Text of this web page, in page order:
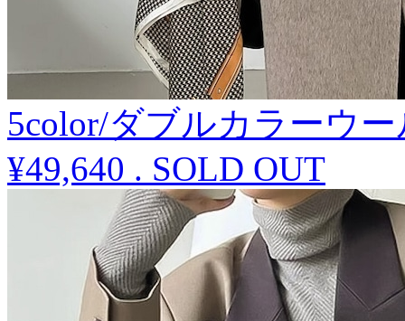
5color/ダブルカラーウ
¥49,640 . SOLD OUT